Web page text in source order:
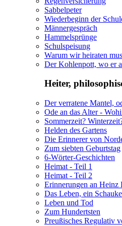
Sabbelpeter
Wiederbeginn der
Männergespräch
Hammelsprünge
Schulspeisung
Warum wir heiraten
Der Kohlenpott, wo er
Heiter,
Der verratene Mantel,
Ode an das Alter -
Sommerzeit?
Helden des Gartens
Die Erinnerer von
Zum siebten Geburtstag
6-Wörter-Geschichten
Heimat - Teil 1
Heimat - Teil 2
Erinnerungen an Heinz
Das Leben, ein
Leben und Tod
Zum Hundertsten
Preußisches Regulativ